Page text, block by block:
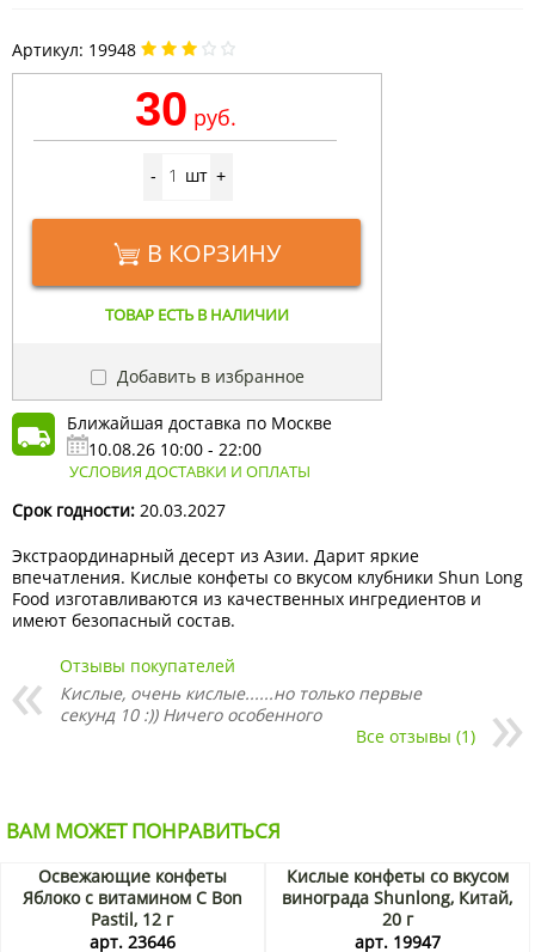
Артикул: 19948
30 руб.
- шт +
В КОРЗИНУ
ТОВАР ЕСТЬ В НАЛИЧИИ
Добавить в избранное
Ближайшая доставка по Москве
10.08.26 10:00 - 22:00
УСЛОВИЯ ДОСТАВКИ И ОПЛАТЫ
Срок годности: 20.03.2027
Экстраординарный десерт из Азии. Дарит яркие
впечатления. Кислые конфеты со вкусом клубники Shun Long
Food изготавливаются из качественных ингредиентов и
имеют безопасный состав.
Отзывы покупателей
Кислые, очень кислые......но только первые
секунд 10 :)) Ничего особенного
Все отзывы (1)
ВАМ МОЖЕТ ПОНРАВИТЬСЯ
Освежающие конфеты
Яблоко с витамином С Bon
Pastil, 12 г
арт. 23646
Кислые конфеты со вкусом
винограда Shunlong, Китай,
20 г
арт. 19947